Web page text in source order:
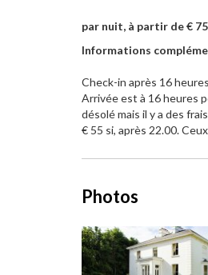
par nuit, à partir de €
Informations
Check-in après 16 heures
Arrivée est à 16 heures
désolé mais il y a des
€ 55 si, après 22.00.
Photos